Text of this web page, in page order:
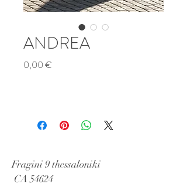
ANDREA
0,00 €
Fragini 9 thessaloniki
CA 54624